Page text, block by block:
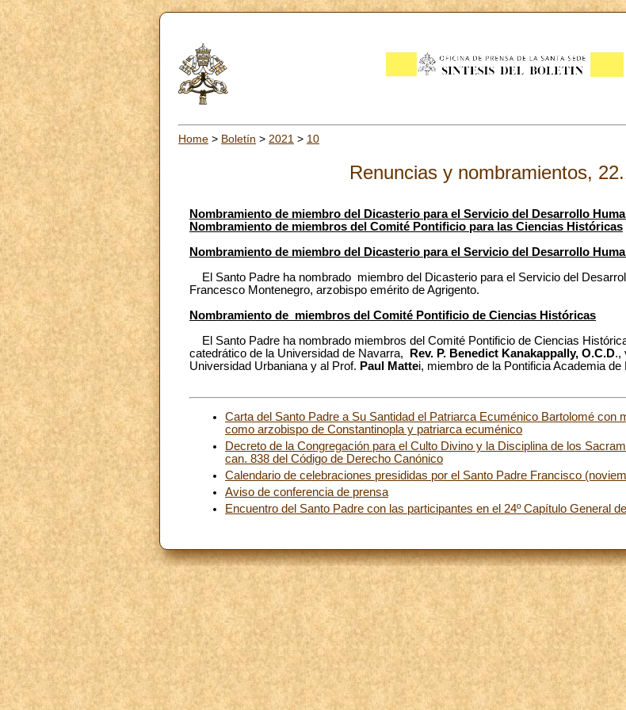
Home > Boletín > 2021 > 10
Renuncias y nombramientos,
Nombramiento de miembro del Dicasterio para el Servicio del Desarrollo
Nombramiento de miembros del Comité Pontificio para las Ciencias Históricas
Nombramiento de miembro del Dicasterio para el Servicio del Desarrollo
El Santo Padre ha nombrado miembro del Dicasterio para el Servicio del
Francesco Montenegro, arzobispo emérito de Agrigento.
Nombramiento de miembros del Comité Pontificio de Ciencias Históricas
El Santo Padre ha nombrado miembros del Comité Pontificio de Ciencias
catedrático de la Universidad de Navarra,
Rev. P. Benedict Kanakappally, O.C.D.,
Universidad Urbaniana y al Prof. Paul Mattei, miembro de la Pontificia Academia de
Carta del Santo Padre a Su Santidad el Patriarca Ecuménico Bartolomé con
como arzobispo de Constantinopla y patriarca ecuménico
Decreto de la Congregación para el Culto Divino y la Disciplina de los
can. 838 del Código de Derecho Canónico
Calendario de celebraciones presididas por el Santo Padre Francisco
Aviso de conferencia de prensa
Encuentro del Santo Padre con las participantes en el 24º Capítulo General